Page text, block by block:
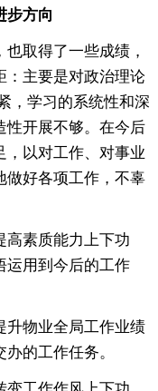
方向
取得了一些成绩，
：主要是对政治理论
，学习的系统性和深
性开展不够。在今后
，以对工作、对事业
做好各项工作，不辜
素质能力上下功
运用到今后的工作
物业全局工作业绩
的工作任务。